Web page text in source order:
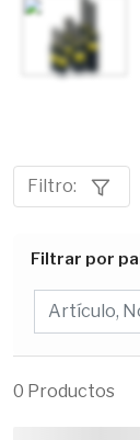
Filtro:
Filtrar por
Filtrar por
0 Productos